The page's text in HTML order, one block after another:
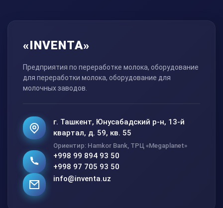
«INVENTA»
Предприятия по переработке молока, оборудование
для переработки молока, оборудование для
молочных заводов.
г. Ташкент, Юнусабадский р-н, 13-й
квартал, д. 59, кв. 55
Ориентир: Hamkor Bank, ТРЦ «Megaplanet»
+998 99 894 93 50
+998 97 705 93 50
info@inventa.uz